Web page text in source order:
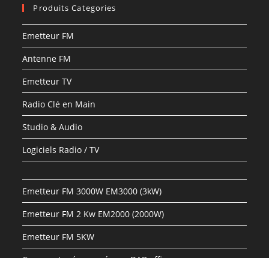
Produits Categories
Emetteur FM
Antenne FM
Emetteur TV
Radio Clé en Main
Studio & Audio
Logiciels Radio / TV
Emetteur FM 3000W EM3000 (3kW)
Emetteur FM 2 Kw EM2000 (2000W)
Emetteur FM 5KW